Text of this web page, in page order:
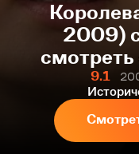
2009)
смотреть
9.1